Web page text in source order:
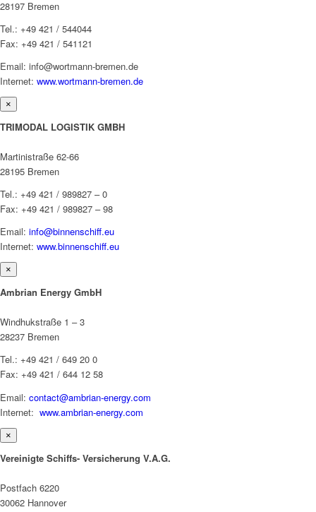
28197 Bremen
Tel.: +49 421 / 544044
Fax: +49 421 / 541121
Email: info@wortmann-bremen.de
Internet: www.wortmann-bremen.de
×
TRIMODAL LOGISTIK GMBH
Martinistraße 62-66
28195 Bremen
Tel.: +49 421 / 989827 – 0
Fax: +49 421 / 989827 – 98
Email: info@binnenschiff.eu
Internet: www.binnenschiff.eu
×
Ambrian Energy GmbH
Windhukstraße 1 – 3
28237 Bremen
Tel.: +49 421 / 649 20 0
Fax: +49 421 / 644 12 58
Email: contact@ambrian-energy.com
Internet: www.ambrian-energy.com
×
Vereinigte Schiffs- Versicherung V.A.G.
Postfach 6220
30062 Hannover